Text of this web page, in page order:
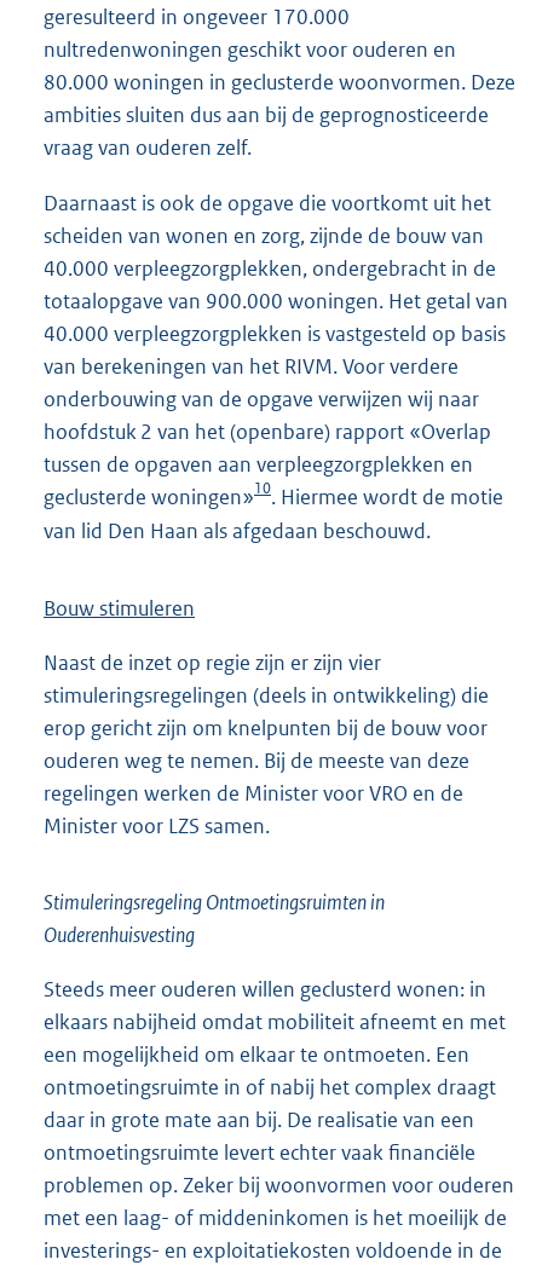
geresulteerd in ongeveer 170.000
nultredenwoningen geschikt voor ouderen en
80.000 woningen in geclusterde woonvormen. Deze
ambities sluiten dus aan bij de geprognosticeerde
vraag van ouderen zelf.
Daarnaast is ook de opgave die voortkomt uit het
scheiden van wonen en zorg, zijnde de bouw van
40.000 verpleegzorgplekken, ondergebracht in de
totaalopgave van 900.000 woningen. Het getal van
40.000 verpleegzorgplekken is vastgesteld op basis
van berekeningen van het RIVM. Voor verdere
onderbouwing van de opgave verwijzen wij naar
hoofdstuk 2 van het (openbare) rapport «Overlap
tussen de opgaven aan verpleegzorgplekken en
geclusterde woningen»10. Hiermee wordt de motie
van lid Den Haan als afgedaan beschouwd.
Bouw stimuleren
Naast de inzet op regie zijn er zijn vier
stimuleringsregelingen (deels in ontwikkeling) die
erop gericht zijn om knelpunten bij de bouw voor
ouderen weg te nemen. Bij de meeste van deze
regelingen werken de Minister voor VRO en de
Minister voor LZS samen.
Stimuleringsregeling Ontmoetingsruimten in
Ouderenhuisvesting
Steeds meer ouderen willen geclusterd wonen: in
elkaars nabijheid omdat mobiliteit afneemt en met
een mogelijkheid om elkaar te ontmoeten. Een
ontmoetingsruimte in of nabij het complex draagt
daar in grote mate aan bij. De realisatie van een
ontmoetingsruimte levert echter vaak financiële
problemen op. Zeker bij woonvormen voor ouderen
met een laag- of middeninkomen is het moeilijk de
investerings- en exploitatiekosten voldoende in de